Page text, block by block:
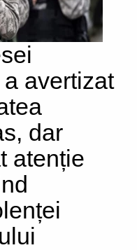
avertizat
dar
atenție